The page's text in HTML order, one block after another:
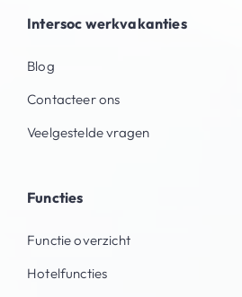
Intersoc werkvakanties
Blog
Contacteer ons
Veelgestelde vragen
Functies
Functie overzicht
Hotelfuncties